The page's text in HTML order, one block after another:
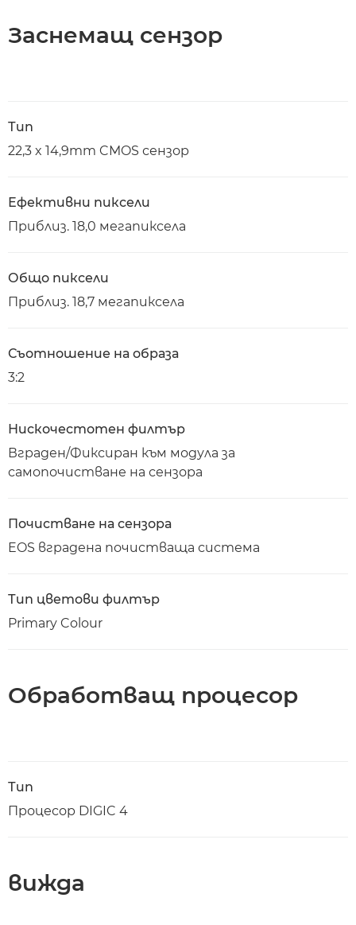
Заснемащ сензор
Тип
22,3 x 14,9mm CMOS сензор
Ефективни пиксели
Приблиз. 18,0 мегапиксела
Общо пиксели
Приблиз. 18,7 мегапиксела
Съотношение на образа
3:2
Нискочестотен филтър
Вграден/Фиксиран към модула за
самопочистване на сензора
Почистване на сензора
EOS вградена почистваща система
Тип цветови филтър
Primary Colour
Обработващ процесор
Тип
Процесор DIGIC 4
вижда